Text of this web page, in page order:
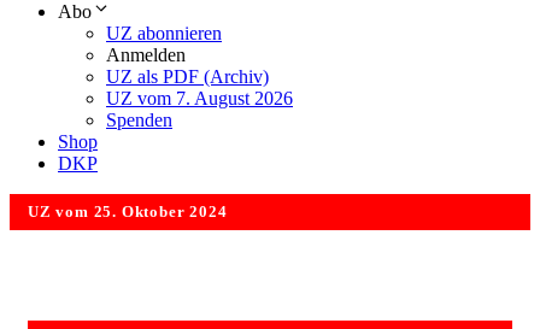
Abo
UZ abonnieren
Anmelden
UZ als PDF (Archiv)
UZ vom 7. August 2026
Spenden
Shop
DKP
UZ vom 25. Oktober 2024